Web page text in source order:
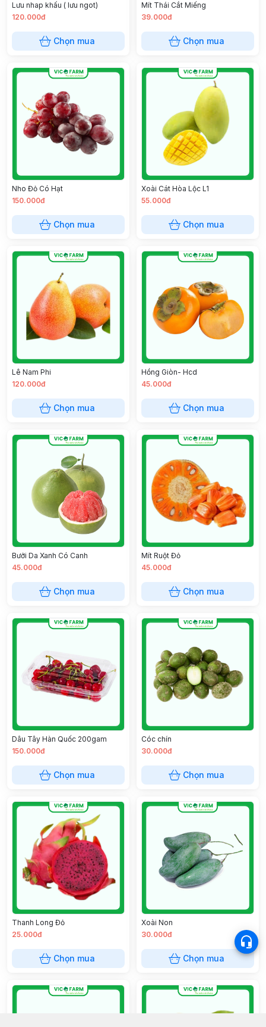
Lưu nhap khấu ( lưu ngot)
120.000đ
Chọn mua
Mít Thái Cắt Miếng
39.000đ
Chọn mua
Nho Đỏ Có Hạt
150.000đ
Chọn mua
Xoài Cát Hòa Lộc L1
55.000đ
Chọn mua
Lê Nam Phi
120.000đ
Chọn mua
Hồng Giòn- Hcd
45.000đ
Chọn mua
Bưởi Da Xanh Có Canh
45.000đ
Chọn mua
Mít Ruột Đỏ
45.000đ
Chọn mua
Dâu Tây Hàn Quốc 200gam
150.000đ
Chọn mua
Cóc chín
30.000đ
Chọn mua
Thanh Long Đỏ
25.000đ
Chọn mua
Xoài Non
30.000đ
Chọn mua